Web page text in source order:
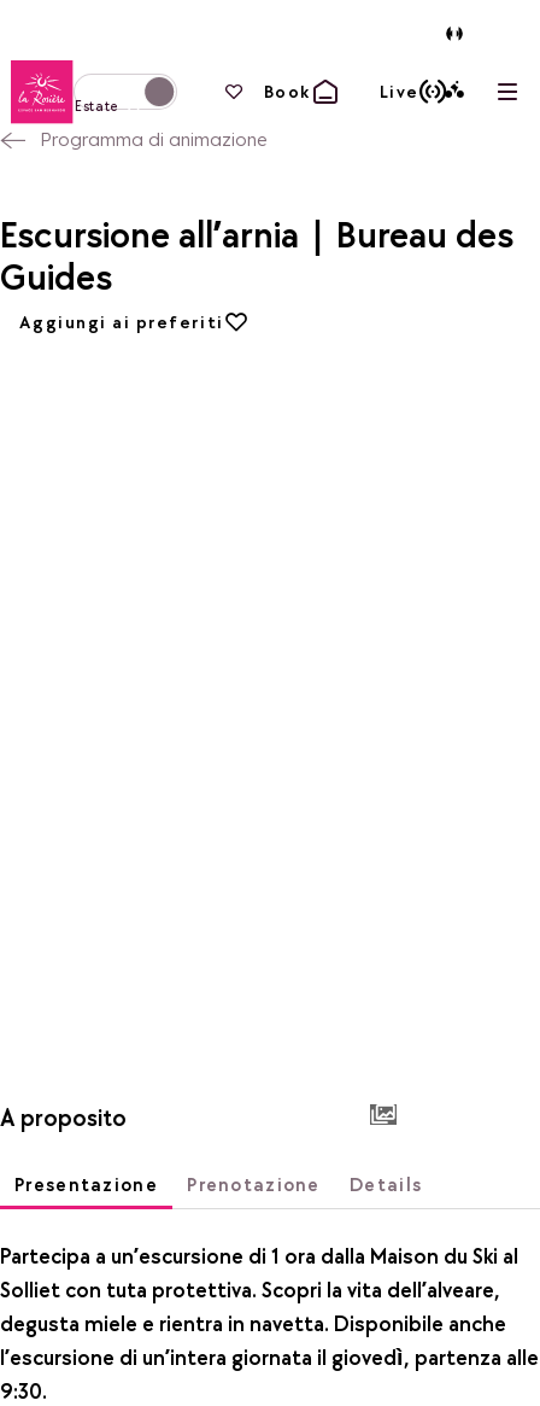
Torna alla home page
Passa alla modalità invernale
Estate
I tuoi preferiti
Book Live
Programma di animazione
Escursione all’arnia | Bureau des
Guides
Aggiungi ai preferiti
Aggiungi ai preferiti
A proposito
Presentazione Prenotazione Details
Partecipa a un’escursione di 1 ora dalla Maison du Ski al
Solliet con tuta protettiva. Scopri la vita dell’alveare,
degusta miele e rientra in navetta. Disponibile anche
l’escursione di un’intera giornata il giovedì, partenza alle
9:30.